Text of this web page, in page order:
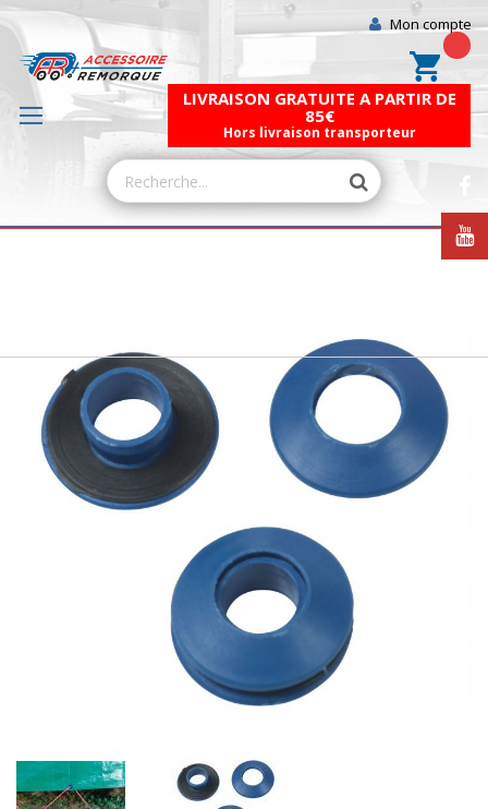
Mon compte
Mon
LIVRAISON GRATUITE A PARTIR DE
85€
Hors livraison transporteur
the
images
gallery